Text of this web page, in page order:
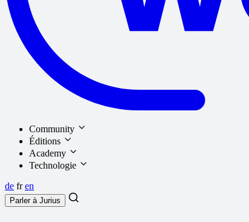
Community
Éditions
Academy
Technologie
de fr en
Parler à Jurius